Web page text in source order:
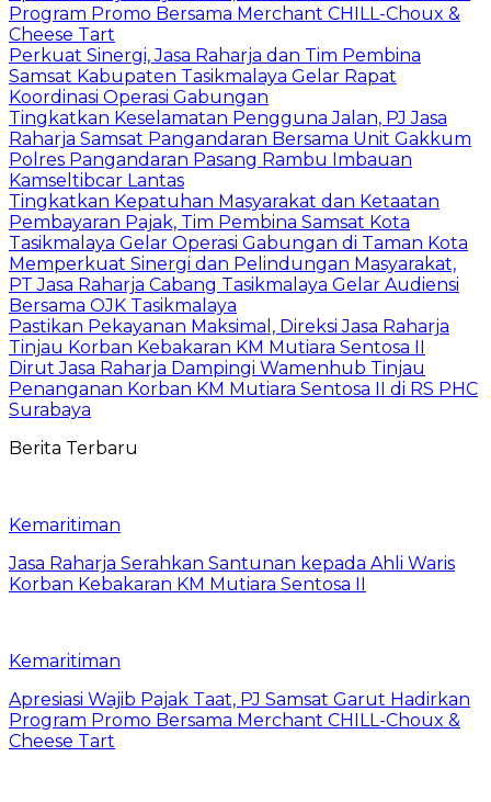
Program Promo Bersama Merchant CHILL-Choux &
Cheese Tart
Perkuat Sinergi, Jasa Raharja dan Tim Pembina
Samsat Kabupaten Tasikmalaya Gelar Rapat
Koordinasi Operasi Gabungan
Tingkatkan Keselamatan Pengguna Jalan, PJ Jasa
Raharja Samsat Pangandaran Bersama Unit Gakkum
Polres Pangandaran Pasang Rambu Imbauan
Kamseltibcar Lantas
Tingkatkan Kepatuhan Masyarakat dan Ketaatan
Pembayaran Pajak, Tim Pembina Samsat Kota
Tasikmalaya Gelar Operasi Gabungan di Taman Kota
Memperkuat Sinergi dan Pelindungan Masyarakat,
PT Jasa Raharja Cabang Tasikmalaya Gelar Audiensi
Bersama OJK Tasikmalaya
Pastikan Pekayanan Maksimal, Direksi Jasa Raharja
Tinjau Korban Kebakaran KM Mutiara Sentosa II
Dirut Jasa Raharja Dampingi Wamenhub Tinjau
Penanganan Korban KM Mutiara Sentosa II di RS PHC
Surabaya
Berita Terbaru
Kemaritiman
Jasa Raharja Serahkan Santunan kepada Ahli Waris
Korban Kebakaran KM Mutiara Sentosa II
Kemaritiman
Apresiasi Wajib Pajak Taat, PJ Samsat Garut Hadirkan
Program Promo Bersama Merchant CHILL-Choux &
Cheese Tart